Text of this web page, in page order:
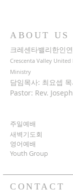
ABOUT US
CONTACT
크레센타밸리한인
Crescenta Valley
Ministry
담임목사: 최요셉
Pastor: Rev.
주일예배 주
새벽기도회
영어예배 주
​Youth Group